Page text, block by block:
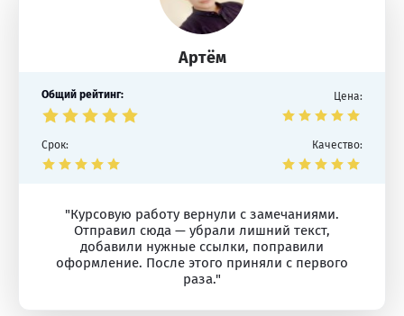
Артём
Общий рейтинг: Цена:
Срок: Качество:
"Курсовую работу вернули с замечаниями.
Отправил сюда — убрали лишний текст,
добавили нужные ссылки, поправили
оформление. После этого приняли с первого
раза."